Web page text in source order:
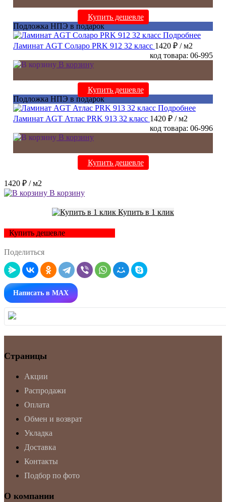
Купить дешевле
Подложка НПЭ в подарок
Подробнее
Ламинат AGT Соларо PRK 912 32 класс 1420 ₽ / м2
код товара: 06-995
В корзину
Купить дешевле
Подложка НПЭ в подарок
Подробнее
Ламинат AGT Атлас PRK 913 32 класс 1420 ₽ / м2
код товара: 06-996
В корзину
Купить дешевле
1420 ₽ / м2
В корзину
Купить в 1 клик
Купить дешевле
Поделиться
Написать в MAX
Страницы
Акции
Распродажи
Оплата
Обмен и возврат
Укладка
Доставка
Контакты
Подбор по фото
О компании